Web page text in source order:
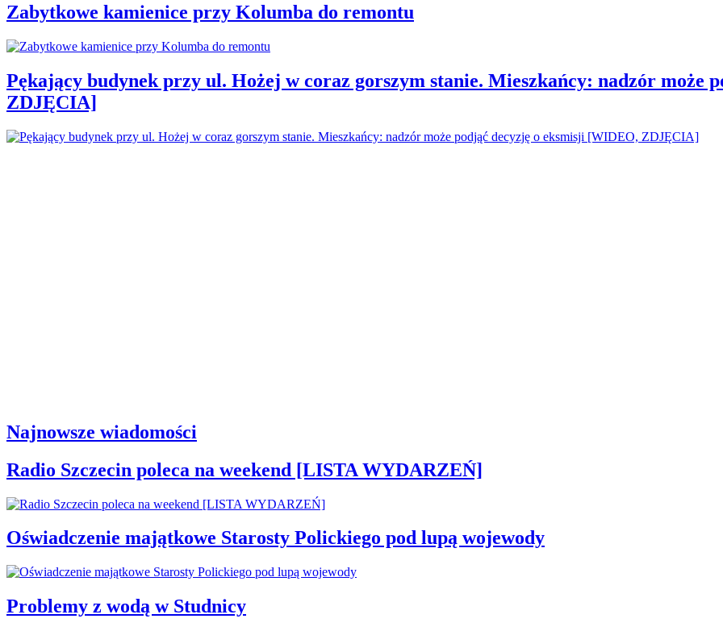
Zabytkowe kamienice przy Kolumba do remontu
Pękający budynek przy ul. Hożej w coraz gorszym stanie. Mieszkańcy: nadzór może
ZDJĘCIA]
Najnowsze wiadomości
Radio Szczecin poleca na weekend [LISTA WYDARZEŃ]
Oświadczenie majątkowe Starosty Polickiego pod lupą wojewody
Problemy z wodą w Studnicy